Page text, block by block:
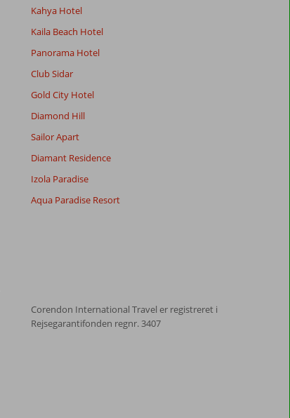
Kahya Hotel
Kaila Beach Hotel
Panorama Hotel
Club Sidar
Gold City Hotel
Diamond Hill
Sailor Apart
Diamant Residence
Izola Paradise
Aqua Paradise Resort
Corendon International Travel er registreret i
Rejsegarantifonden regnr. 3407